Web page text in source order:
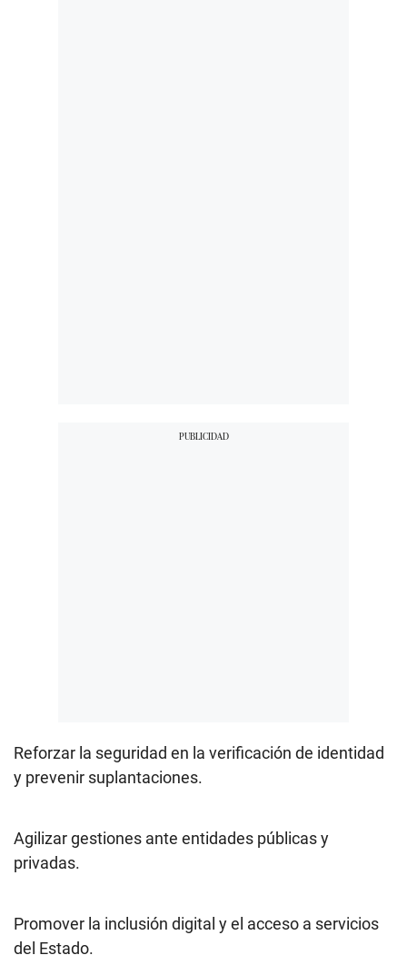
Reforzar la seguridad en la verificación de identidad
y prevenir suplantaciones.
Agilizar gestiones ante entidades públicas y
privadas.
Promover la inclusión digital y el acceso a servicios
del Estado.